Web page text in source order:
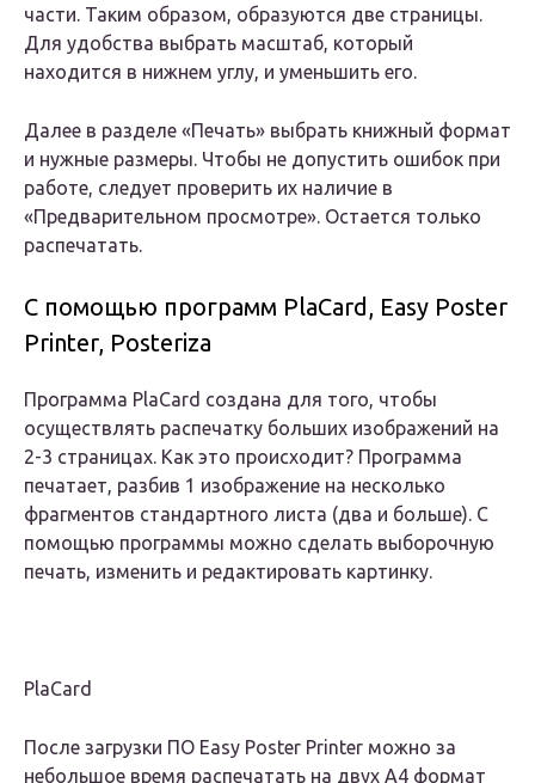
части. Таким образом, образуются две страницы.
Для удобства выбрать масштаб, который
находится в нижнем углу, и уменьшить его.
Далее в разделе «Печать» выбрать книжный формат
и нужные размеры. Чтобы не допустить ошибок при
работе, следует проверить их наличие в
«Предварительном просмотре». Остается только
распечатать.
С помощью программ PlaCard, Easy Poster
Printer, Posteriza
Программа PlaCard создана для того, чтобы
осуществлять распечатку больших изображений на
2-3 страницах. Как это происходит? Программа
печатает, разбив 1 изображение на несколько
фрагментов стандартного листа (два и больше). С
помощью программы можно сделать выборочную
печать, изменить и редактировать картинку.
PlaCard
После загрузки ПО Easy Poster Printer можно за
небольшое время распечатать на двух А4 формат